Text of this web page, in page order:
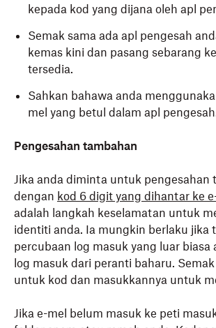
kepada kod yang dijana oleh apl
Semak sama ada apl pengesah
kemas kini dan pasang sebarang
tersedia.
Sahkan bahawa anda
mel yang betul dalam apl
Pengesahan tambahan
Jika anda diminta untuk pengesahan
dengan kod 6 digit yang dihantar ke
adalah langkah keselamatan untuk
identiti anda. Ia mungkin berlaku jika
percubaan log masuk yang luar biasa
log masuk dari peranti baharu.
untuk kod dan masukkannya untuk
Jika e-mel belum masuk ke peti